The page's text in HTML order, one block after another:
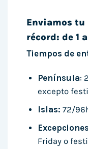
Enviamos
récord: de 1
Tiempos de
Península:
excepto
Islas: 72/
Friday o